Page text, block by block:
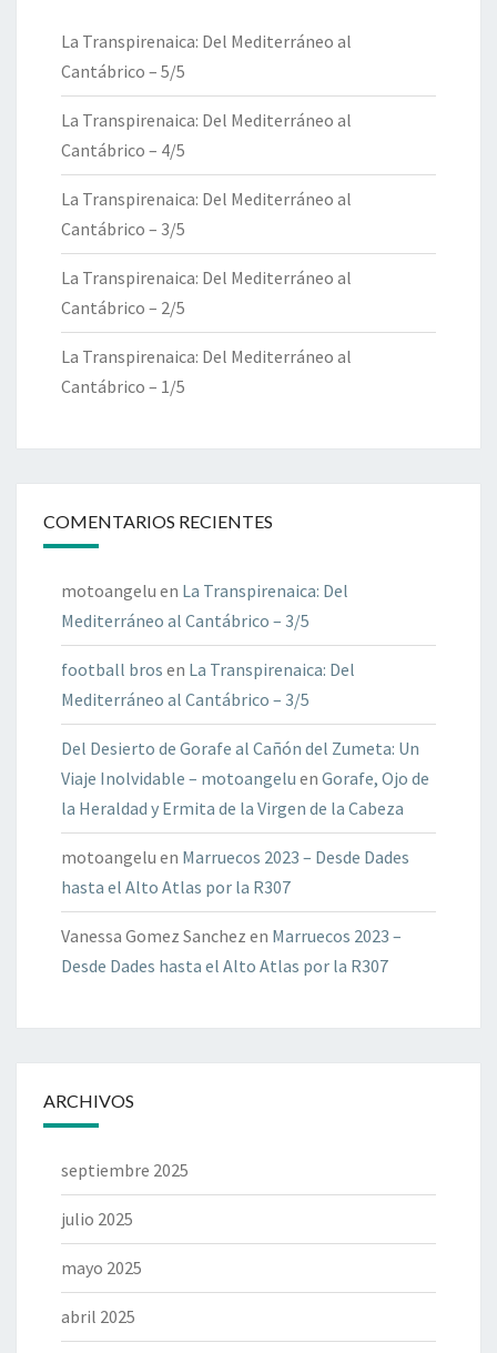
La Transpirenaica: Del Mediterráneo al
Cantábrico – 5/5
La Transpirenaica: Del Mediterráneo al
Cantábrico – 4/5
La Transpirenaica: Del Mediterráneo al
Cantábrico – 3/5
La Transpirenaica: Del Mediterráneo al
Cantábrico – 2/5
La Transpirenaica: Del Mediterráneo al
Cantábrico – 1/5
COMENTARIOS RECIENTES
motoangelu en La Transpirenaica: Del
Mediterráneo al Cantábrico – 3/5
football bros en La Transpirenaica: Del
Mediterráneo al Cantábrico – 3/5
Del Desierto de Gorafe al Cañón del Zumeta: Un
Viaje Inolvidable – motoangelu en Gorafe, Ojo de
la Heraldad y Ermita de la Virgen de la Cabeza
motoangelu en Marruecos 2023 – Desde Dades
hasta el Alto Atlas por la R307
Vanessa Gomez Sanchez en Marruecos 2023 –
Desde Dades hasta el Alto Atlas por la R307
ARCHIVOS
septiembre 2025
julio 2025
mayo 2025
abril 2025